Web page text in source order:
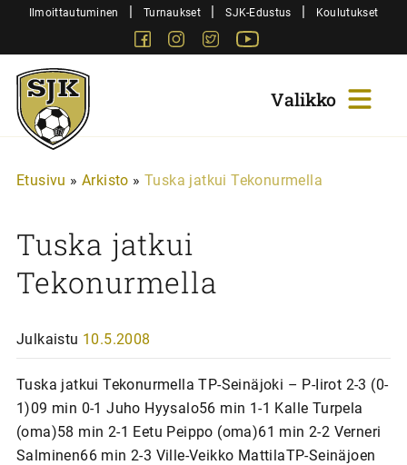
SiirryIlmoittautuminen | Turnaukset | SJK-Edustus | Koulutukset
FacebookInstagram
Twitter
Sjk-
Juniorit
Etusivu » Arkisto » Tuska jatkui Tekonurmella
Tuska jatkui
Tekonurmella
Julkaistu 10.5.2008
Tuska jatkui Tekonurmella TP-Seinäjoki – P-Iirot 2-3 (0-
1)09 min 0-1 Juho Hyysalo56 min 1-1 Kalle Turpela
(oma)58 min 2-1 Eetu Peippo (oma)61 min 2-2 Verneri
Salminen66 min 2-3 Ville-Veikko MattilaTP-Seinäjoen